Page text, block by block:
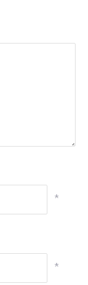
*
*